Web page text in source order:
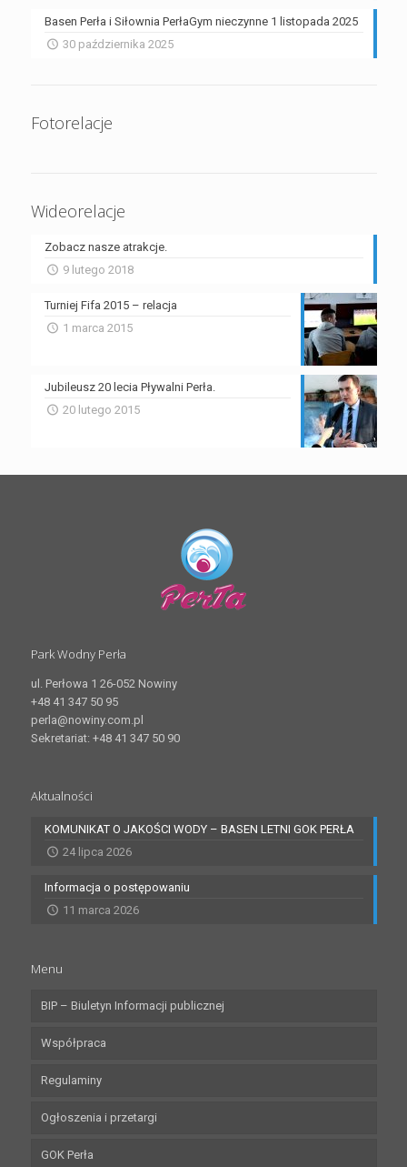
Basen Perła i Siłownia PerłaGym nieczynne 1 listopada 2025
30 października 2025
Fotorelacje
Wideorelacje
Zobacz nasze atrakcje.
9 lutego 2018
Turniej Fifa 2015 – relacja
1 marca 2015
Jubileusz 20 lecia Pływalni Perła.
20 lutego 2015
Park Wodny Perła
ul. Perłowa 1 26-052 Nowiny
+48 41 347 50 95
perla@nowiny.com.pl
Sekretariat: +48 41 347 50 90
Aktualności
KOMUNIKAT O JAKOŚCI WODY – BASEN LETNI GOK PERŁA
24 lipca 2026
Informacja o postępowaniu
11 marca 2026
Menu
BIP – Biuletyn Informacji publicznej
Współpraca
Regulaminy
Ogłoszenia i przetargi
GOK Perła